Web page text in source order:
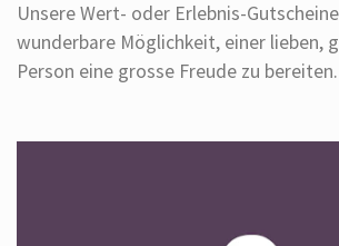
Unsere Wert- oder Erlebnis-
wunderbare Möglichkeit, einer lieben,
Person eine grosse Freude zu bereiten.